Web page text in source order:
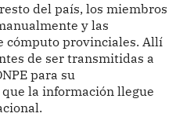
del país, los miembros
y las
cómputo provinciales. Allí
de ser transmitidas a
para su
la información llegue